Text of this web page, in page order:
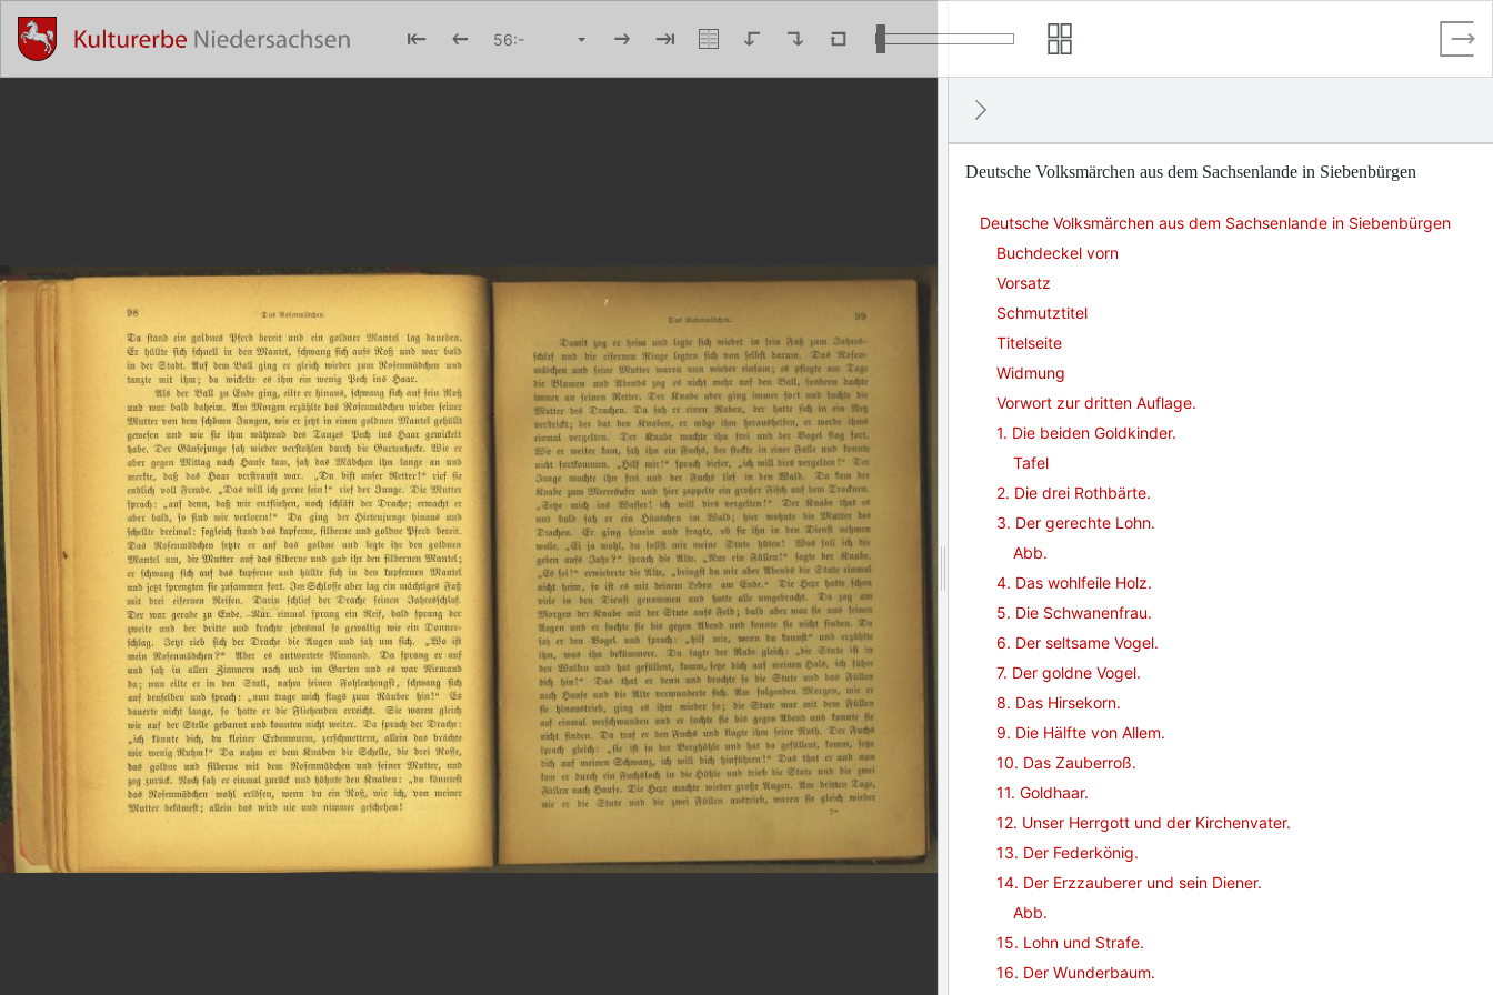
Deutsche Volksmärchen aus dem Sachsenlande in Siebenbürgen
Deutsche Volksmärchen aus dem Sachsenlande in Siebenbürgen
Buchdeckel vorn
Vorsatz
Schmutztitel
Titelseite
Widmung
Vorwort zur dritten Auflage.
1. Die beiden Goldkinder.
Tafel
2. Die drei Rothbärte.
3. Der gerechte Lohn.
Abb.
4. Das wohlfeile Holz.
5. Die Schwanenfrau.
6. Der seltsame Vogel.
7. Der goldne Vogel.
8. Das Hirsekorn.
9. Die Hälfte von Allem.
10. Das Zauberroß.
11. Goldhaar.
12. Unser Herrgott und der Kirchenvater.
13. Der Federkönig.
14. Der Erzzauberer und sein Diener.
Abb.
15. Lohn und Strafe.
16. Der Wunderbaum.